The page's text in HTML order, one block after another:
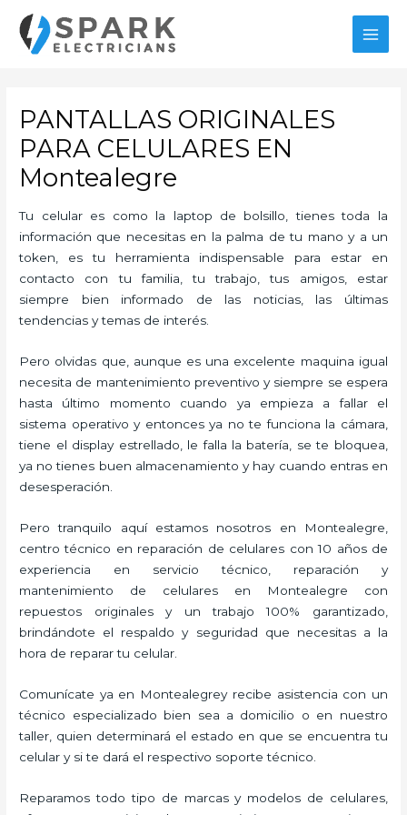
contenido
PANTALLAS ORIGINALES
PARA CELULARES EN
Montealegre
Tu celular es como la laptop de bolsillo, tienes toda la
información que necesitas en la palma de tu mano y a un
token, es tu herramienta indispensable para estar en
contacto con tu familia, tu trabajo, tus amigos, estar
siempre bien informado de las noticias, las últimas
tendencias y temas de interés.
Pero olvidas que, aunque es una excelente maquina igual
necesita de mantenimiento preventivo y siempre se espera
hasta último momento cuando ya empieza a fallar el
sistema operativo y entonces ya no te funciona la cámara,
tiene el display estrellado, le falla la batería, se te bloquea,
ya no tienes buen almacenamiento y hay cuando entras en
desesperación.
Pero tranquilo aquí estamos nosotros en Montealegre,
centro técnico en reparación de celulares con 10 años de
experiencia en servicio técnico, reparación y
mantenimiento de celulares en Montealegre con
repuestos originales y un trabajo 100% garantizado,
brindándote el respaldo y seguridad que necesitas a la
hora de reparar tu celular.
Comunícate ya en Montealegrey recibe asistencia con un
técnico especializado bien sea a domicilio o en nuestro
taller, quien determinará el estado en que se encuentra tu
celular y si te dará el respectivo soporte técnico.
Reparamos todo tipo de marcas y modelos de celulares,